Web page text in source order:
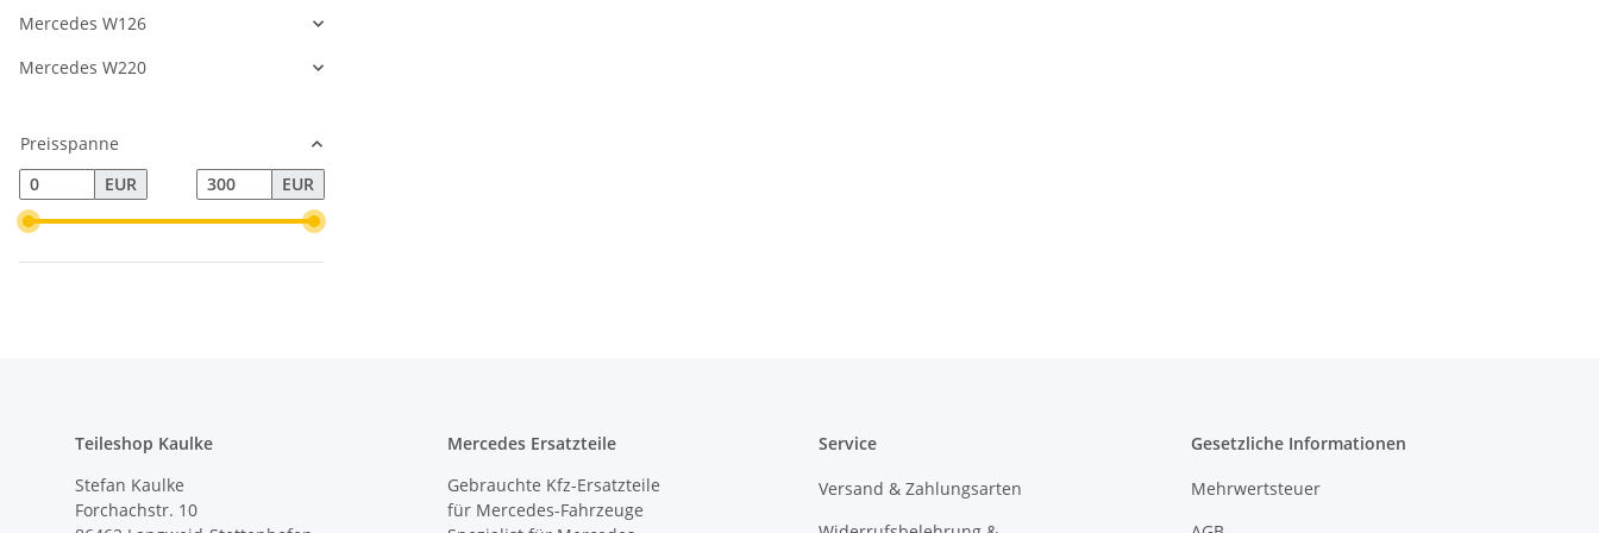
Mercedes W126
Mercedes W220
Preisspanne
EUR
EUR
Teileshop Kaulke
Stefan Kaulke
Forchachstr. 10
Mercedes Ersatzteile
Gebrauchte Kfz-Ersatzteile
für Mercedes-Fahrzeuge
Service
Versand & Zahlungsarten
Gesetzliche Informationen
Mehrwertsteuer